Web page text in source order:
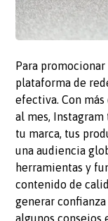
Para
plataforma de
efectiva. Con
al mes,
tu marca, tus
una audiencia
herramientas y
contenido de
generar
algunos consejos